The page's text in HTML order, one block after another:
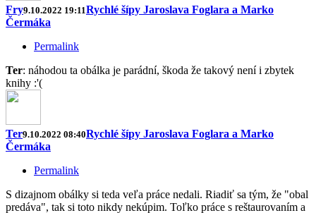
Fry9.10.2022 19:11Rychlé šípy Jaroslava Foglara a Marko
Čermáka
Permalink
Ter: náhodou ta obálka je parádní, škoda že takový není i zbytek
knihy :'(
Ter9.10.2022 08:40Rychlé šípy Jaroslava Foglara a Marko
Čermáka
Permalink
S dizajnom obálky si teda veľa práce nedali. Riadiť sa tým, že "obal
predáva", tak si toto nikdy nekúpim. Toľko práce s reštaurovaním a